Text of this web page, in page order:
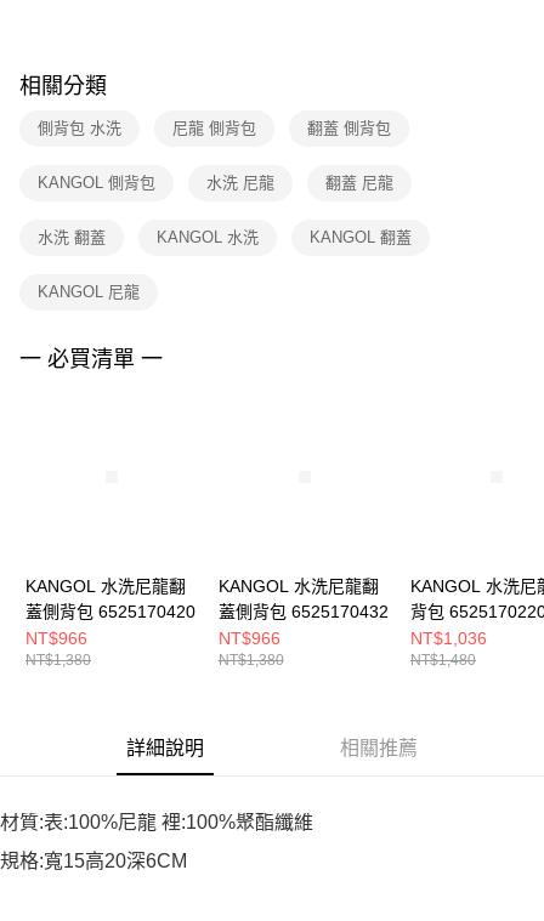
※ 交易是否成功請以「AFTEE先享後付 」之結帳頁面顯示為準，若有關於
是否繳費成功／繳費後需取消欲退款等相關疑問，請聯繫「AFTEE先享後付
客戶支援中心」
https://netprotections.freshdesk.com/support/home
１．透過由恩沛科技股份有限公司提供之「AFTEE先享後付」服務完成之交
權轉讓予恩沛科技股份有限公司。
３．未成年的使用者請事先徵得法定代理人或監護人之同意方可使用
４．使用「AFTEE先享後付」時，將依據個別帳號之用戶狀況，依本公司即
相關分類
側背包 水洗 尼龍 側背包 翻蓋 側背包
KANGOL 側背包 水洗 尼龍 翻蓋 尼龍
水洗 翻蓋 KANGOL 水洗 KANGOL 翻蓋
KANGOL 尼龍
一 必買清單 一
KANGOL 水洗尼龍翻
蓋側背包 6525170420
NT$966
NT$1,380
KANGOL 水洗尼龍翻
蓋側背包 6525170432
NT$966
NT$1,380
KANGOL 水洗尼
背包
NT$1,036
NT$1,480
詳細說明 相關推薦
材質:表:100%尼龍 裡:100%聚酯纖維
規格:寬15高20深6CM